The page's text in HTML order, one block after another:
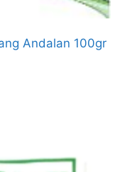
Andalan 100gr